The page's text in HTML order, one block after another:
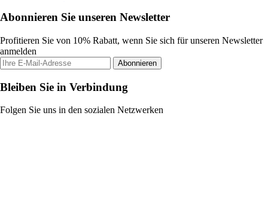
Abonnieren Sie unseren Newsletter
Profitieren Sie von 10% Rabatt, wenn Sie sich für unseren Newsletter
anmelden
Abonnieren
Bleiben Sie in Verbindung
Folgen Sie uns in den sozialen Netzwerken